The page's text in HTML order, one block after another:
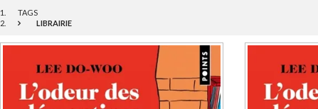
TAGS
LIBRAIRIE